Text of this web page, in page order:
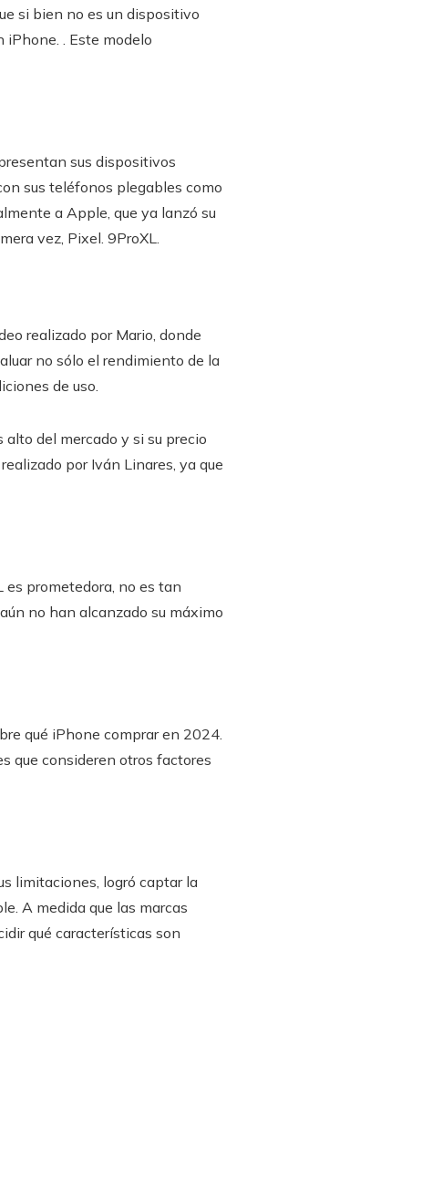
si bien no es un dispositivo
. Este modelo
sus dispositivos
sus teléfonos plegables como
a Apple, que ya lanzó su
vez, Pixel. 9ProXL.
realizado por Mario, donde
no sólo el rendimiento de la
de uso.
del mercado y si su precio
por Iván Linares, ya que
prometedora, no es tan
no han alcanzado su máximo
qué iPhone comprar en 2024.
que consideren otros factores
limitaciones, logró captar la
A medida que las marcas
qué características son